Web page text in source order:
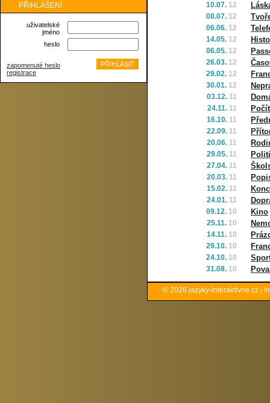
PŘIHLÁŠENÍ
uživatelské
jméno
heslo
zapomenuté heslo
registrace
10.07. 12
08.07. 12
06.06. 12
14.05. 12
06.05. 12
26.03. 12
29.02. 12
30.01. 12
03.12. 11
24.11. 11
16.10. 11
22.09. 11
20.06. 11
29.05. 11
27.04. 11
20.03. 11
15.02. 11
24.01. 11
09.12. 10 Kino
25.11. 10
14.11. 10
29.10. 10
24.10. 10
31.08. 10
© 2026 jazyky-interaktivne.cz